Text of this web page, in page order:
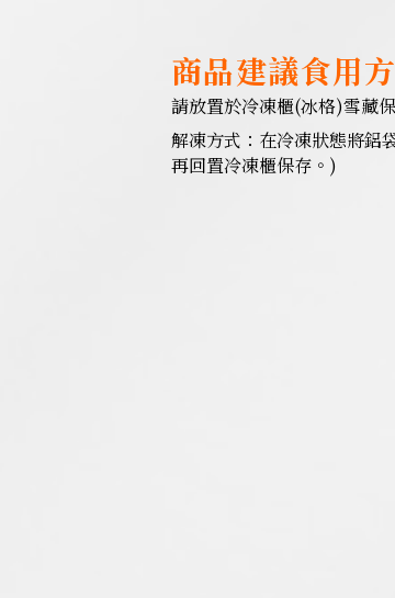
商品建議食用
請放置於冷凍櫃(冰格)雪藏
解凍方式：在冷凍狀態將鋁
再回置冷凍櫃保存。)